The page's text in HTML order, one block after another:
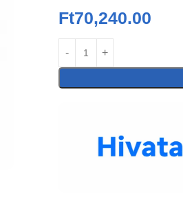
Ft70,240.00